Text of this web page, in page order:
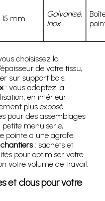
15 mm Galvanisé,
Inox
choisissez la
de votre tissu,
sur support bois.
: vous adaptez la
en intérieur
plus exposé.
pour des assemblages
menuiserie,
pointe à une agrafe.
: sachets et
pour optimiser votre
votre volume de travail.
et clous pour votre